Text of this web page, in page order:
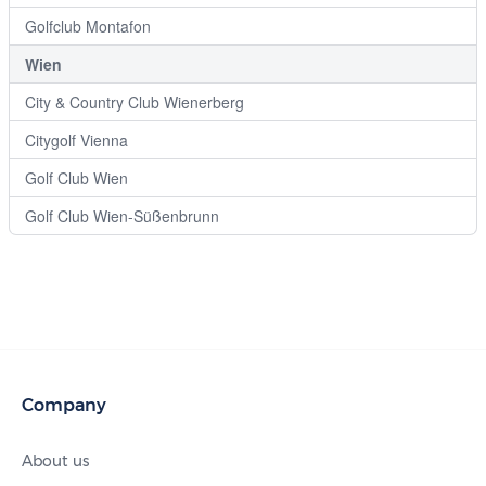
Golfclub Montafon
Wien
City & Country Club Wienerberg
Citygolf Vienna
Golf Club Wien
Golf Club Wien-Süßenbrunn
Company
About us